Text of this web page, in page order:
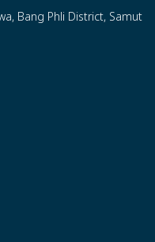
Bang Phli District, Samut